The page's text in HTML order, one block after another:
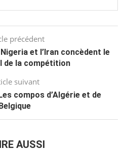
précédent
et l’Iran concèdent le
de la compétition
suivant
compos d’Algérie et de
AUSSI